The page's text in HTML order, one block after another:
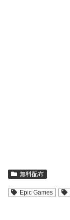
無料配布
Epic Games